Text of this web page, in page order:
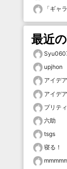
「ギャ
最近
upjhon
アイデア
アイデア
プリテ
六助
tsgs
寝る！